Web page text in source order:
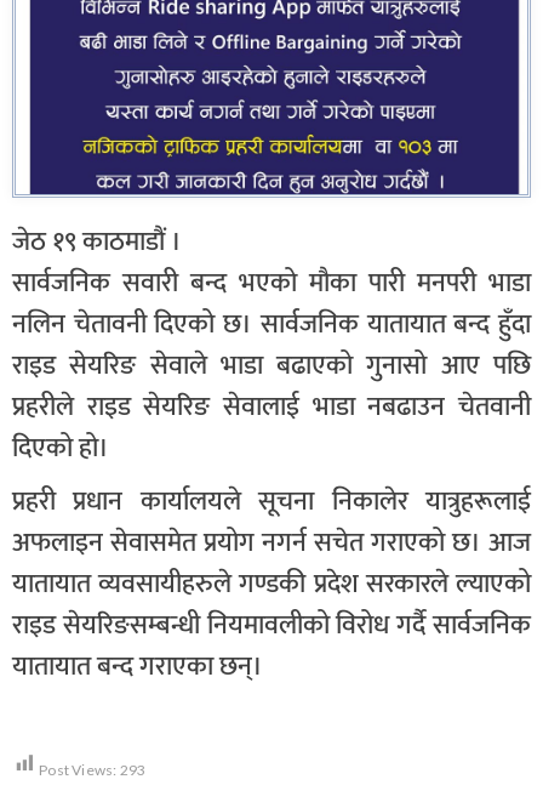
जेठ १९ काठमाडौं ।
सार्वजनिक सवारी बन्द भएको मौका पारी मनपरी भाडा
नलिन चेतावनी दिएको छ। सार्वजनिक यातायात बन्द हुँदा
राइड सेयरिङ सेवाले भाडा बढाएको गुनासो आए पछि
प्रहरीले राइड सेयरिङ सेवालाई भाडा नबढाउन चेतवानी
दिएको हो।
प्रहरी प्रधान कार्यालयले सूचना निकालेर यात्रुहरूलाई
अफलाइन सेवासमेत प्रयोग नगर्न सचेत गराएको छ। आज
यातायात व्यवसायीहरुले गण्डकी प्रदेश सरकारले ल्याएको
राइड सेयरिङसम्बन्धी नियमावलीको विरोध गर्दै सार्वजनिक
यातायात बन्द गराएका छन्।
Post Views: 293